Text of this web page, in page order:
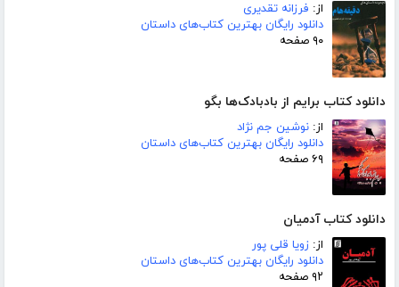
از: فرزانه تقدیری
دانلود رایگان بهترین کتاب‌های داستان
۹۰ صفحه
دانلود کتاب برایم از بادبادک‌ها بگو
از: نوشین جم نژاد
دانلود رایگان بهترین کتاب‌های داستان
۶۹ صفحه
دانلود کتاب آدمیان
از: زویا قلی پور
دانلود رایگان بهترین کتاب‌های داستان
۹۲ صفحه